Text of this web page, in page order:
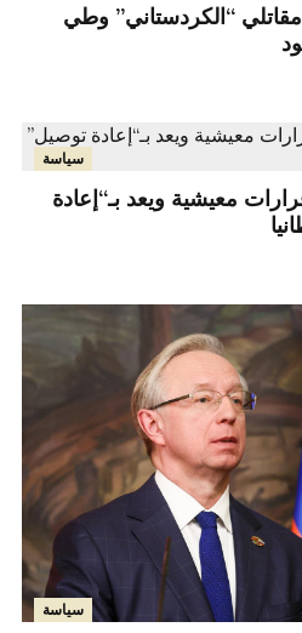
مقاتلي “الكردستاني” وطي
سياسة
معيشية ويعد بـ“إعادة
سياسة